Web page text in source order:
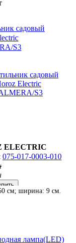
садовый
S3
ELECTRIC
075-017-0003-010
см; ширина: 9 см.
лампа(LED)